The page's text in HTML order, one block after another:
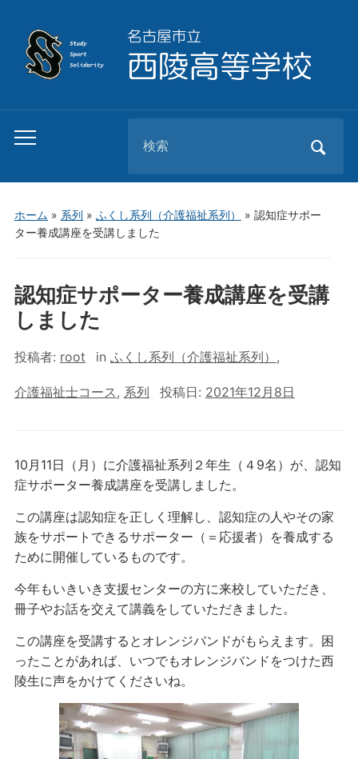
Toggle
menu
for:
ホーム » 系列 » ふくし系列（介護福祉系列） » 認知症サポー
ター養成講座を受講しました
認知症サポーター養成講座を受講
しました
投稿者: root in ふくし系列（介護福祉系列） ,
介護福祉士コース, 系列 投稿日: 2021年12月8日
10月11日（月）に介護福祉系列２年生（４9名）が、認知
症サポーター養成講座を受講しました。
この講座は認知症を正しく理解し、認知症の人やその家
族をサポートできるサポーター（＝応援者）を養成する
ために開催しているものです。
今年もいきいき支援センターの方に来校していただき、
冊子やお話を交えて講義をしていただきました。
この講座を受講するとオレンジバンドがもらえます。困
ったことがあれば、いつでもオレンジバンドをつけた西
陵生に声をかけてくださいね。